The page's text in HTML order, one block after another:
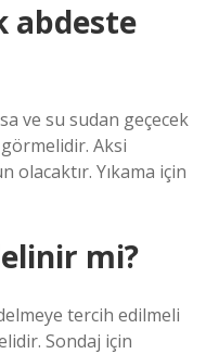
abdeste
ve su sudan geçecek
Aksi
olacaktır. Yıkama için
mi?
tercih edilmeli
Sondaj için